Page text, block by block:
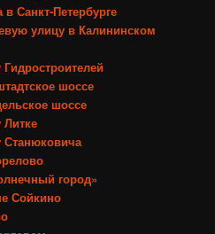
Санкт-Петербурге
улицу в Калининском
шоссе
шоссе
Литке
Станюковича
город»
Сойкино